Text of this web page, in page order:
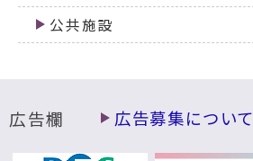
公共施設
広告欄 広告募集について